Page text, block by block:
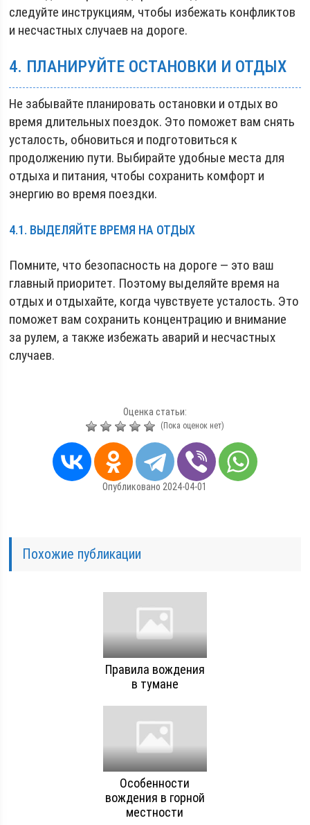
следуйте инструкциям, чтобы избежать конфликтов
и несчастных случаев на дороге.
4. ПЛАНИРУЙТЕ ОСТАНОВКИ И ОТДЫХ
Не забывайте планировать остановки и отдых во
время длительных поездок. Это поможет вам снять
усталость, обновиться и подготовиться к
продолжению пути. Выбирайте удобные места для
отдыха и питания, чтобы сохранить комфорт и
энергию во время поездки.
4.1. ВЫДЕЛЯЙТЕ ВРЕМЯ НА ОТДЫХ
Помните, что безопасность на дороге — это ваш
главный приоритет. Поэтому выделяйте время на
отдых и отдыхайте, когда чувствуете усталость. Это
поможет вам сохранить концентрацию и внимание
за рулем, а также избежать аварий и несчастных
случаев.
Оценка статьи:
(Пока оценок нет)
Опубликовано 2024-04-01
Похожие публикации
Правила вождения
в тумане
Особенности
вождения в горной
местности